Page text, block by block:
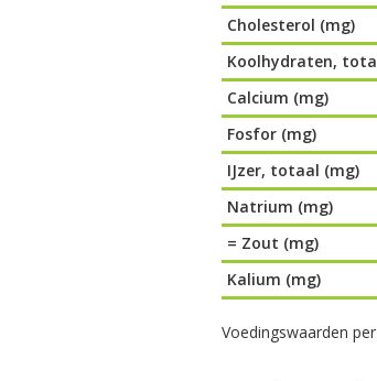
Cholesterol (mg)
Koolhydraten,
Calcium (mg)
Fosfor (mg)
IJzer, totaal (mg)
Natrium (mg)
= Zout (mg)
Kalium (mg)
Voedingswaarden